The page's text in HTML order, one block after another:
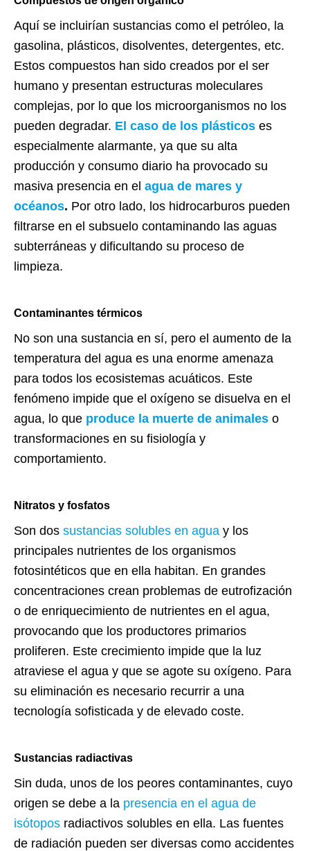
Aquí se incluirían sustancias como el petróleo, la
gasolina, plásticos, disolventes, detergentes, etc.
Estos compuestos han sido creados por el ser
humano y presentan estructuras moleculares
complejas, por lo que los microorganismos no los
pueden degradar. El caso de los plásticos es
especialmente alarmante, ya que su alta
producción y consumo diario ha provocado su
masiva presencia en el agua de mares y
océanos. Por otro lado, los hidrocarburos pueden
filtrarse en el subsuelo contaminando las aguas
subterráneas y dificultando su proceso de
limpieza.
Contaminantes térmicos
No son una sustancia en sí, pero el aumento de la
temperatura del agua es una enorme amenaza
para todos los ecosistemas acuáticos. Este
fenómeno impide que el oxígeno se disuelva en el
agua, lo que produce la muerte de animales o
transformaciones en su fisiología y
comportamiento.
Nitratos y fosfatos
Son dos sustancias solubles en agua y los
principales nutrientes de los organismos
fotosintéticos que en ella habitan. En grandes
concentraciones crean problemas de eutrofización
o de enriquecimiento de nutrientes en el agua,
provocando que los productores primarios
proliferen. Este crecimiento impide que la luz
atraviese el agua y que se agote su oxígeno. Para
su eliminación es necesario recurrir a una
tecnología sofisticada y de elevado coste.
Sustancias radiactivas
Sin duda, unos de los peores contaminantes, cuyo
origen se debe a la presencia en el agua de
isótopos radiactivos solubles en ella. Las fuentes
de radiación pueden ser diversas como accidentes